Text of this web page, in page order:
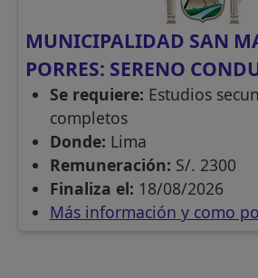
MUNICIPALIDAD SAN
PORRES: SERENO
Se requiere: Estudios
completos
Donde: Lima
Remuneración: S/. 2300
Finaliza el: 18/08/2026
Más información y como